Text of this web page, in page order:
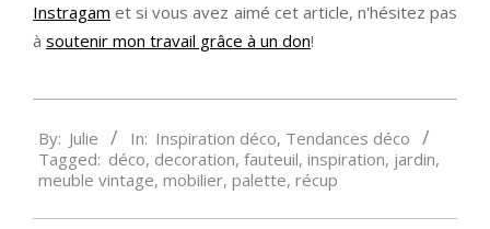
Instragam et si vous avez aimé cet article, n'hésitez pas
à soutenir mon travail grâce à un don!
09-
11
By: Julie In: Inspiration déco, Tendances déco
Tagged: déco, decoration, fauteuil, inspiration, jardin,
meuble vintage, mobilier, palette, récup